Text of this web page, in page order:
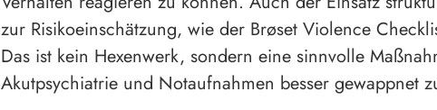
zur Risikoeinschätzung, wie der Brøset Violence
Das ist kein Hexenwerk, sondern eine sinnvolle
Akutpsychiatrie und Notaufnahmen besser gewappnet